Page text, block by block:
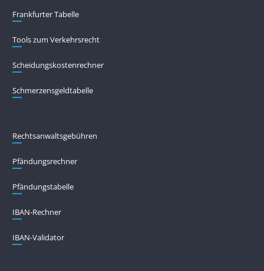
Frankfurter Tabelle
Tools zum Verkehrsrecht
Scheidungskostenrechner
Schmerzensgeldtabelle
Rechtsanwaltsgebühren
Pfändungs­rechner
Pfändungs­tabelle
IBAN-Rechner
IBAN-Validator